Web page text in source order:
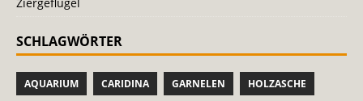
SCHLAGWÖRTER
AQUARIUM CARIDINA GARNELEN HOLZASCHE